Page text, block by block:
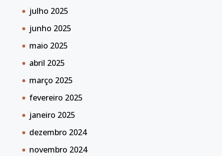
julho 2025
junho 2025
maio 2025
abril 2025
março 2025
fevereiro 2025
janeiro 2025
dezembro 2024
novembro 2024